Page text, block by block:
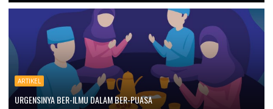
ARTIKEL
URGENSINYA BER-ILMU DALAM BER-PUASA